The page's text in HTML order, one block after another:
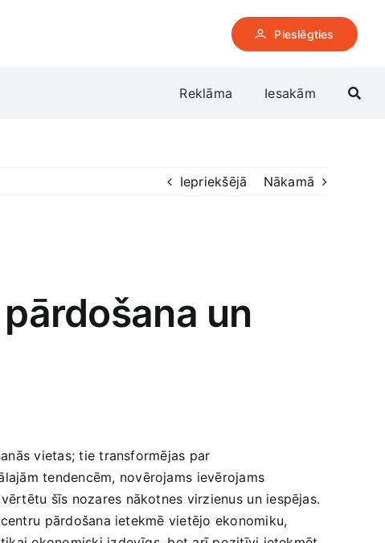
Pieslēgties
Reklāma Iesakām
Iepriekšējā Nākamā
un
vietas; tie transformējas par
tendencēm, ‍novērojams⁣ ievērojams
šīs nozares ​nākotnes virzienus⁢ un iespējas.
pārdošana ietekmē vietējo ekonomiku,​